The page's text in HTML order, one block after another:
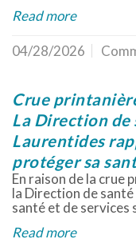
Read more
04/28/2026
Crue
La Direction de
Laurentides
protéger sa
En raison de la crue
la Direction de
santé et de services
Read more